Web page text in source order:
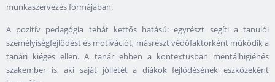
munkaszervezés formájában.
A pozitív pedagógia tehát kettős hatású: egyrészt segíti a tanulói
személyiségfejlődést és motivációt, másrészt védőfaktorként működik a
tanári kiégés ellen. A tanár ebben a kontextusban mentálhigiénés
szakember is, aki saját jóllétét a diákok fejlődésének eszközeként